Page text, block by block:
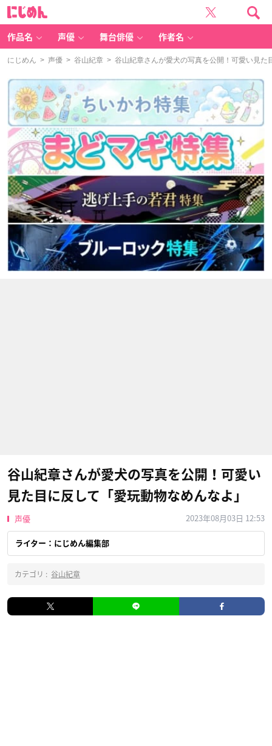
作品名 声優 舞台俳優 作者名
にじめん > 声優 > 谷山紀章 > 谷山紀章さんが愛犬の写真を公開！可愛い見た
谷山紀章さんが愛犬の写真を公開！可愛い
見た目に反して「愛玩動物なめんなよ」
声優 2023年08月03日 12:53
ライター：にじめん編集部
カテゴリ : 谷山紀章